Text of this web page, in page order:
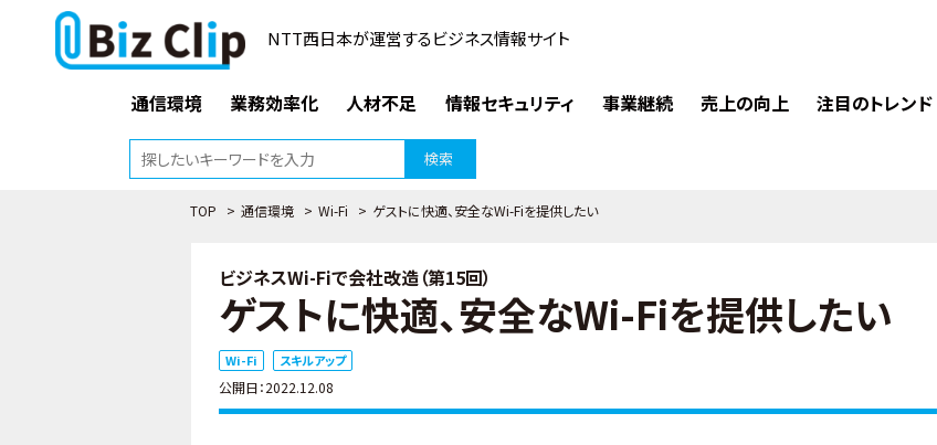
NTT西日本が運営するビジネス情報サイト
通信環境 業務効率化 人材不足 情報セキュリティ 事業継続 売上の向上 注目のトレンド
検索
TOP > 通信環境 > Wi-Fi > ゲストに快適、安全なWi-Fiを提供したい
ビジネスWi-Fiで会社改造（第15回）
ゲストに快適、安全なWi-Fiを提供したい
Wi-Fi スキルアップ
公開日：2022.12.08